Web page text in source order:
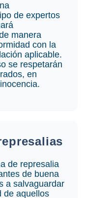
de expertos
manera
con la
aplicable.
se respetarán
en
de represalia
de buena
a salvaguardar
de aquellos